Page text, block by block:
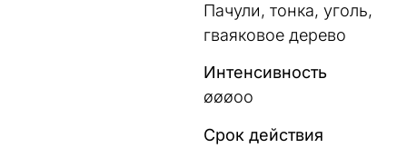
Пачули, тонка, уголь,
гваяковое дерево
Интенсивность
øøøoo
Срок действия